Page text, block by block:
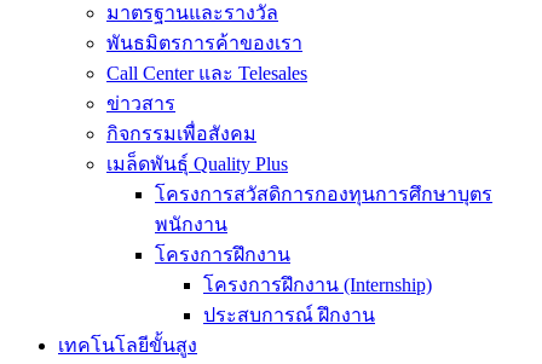
มาตรฐานและรางวัล
พันธมิตรการค้าของเรา
Call Center และ Telesales
ข่าวสาร
กิจกรรมเพื่อสังคม
เมล็ดพันธุ์ Quality Plus
โครงการสวัสดิการกองทุนการศึกษาบุตร
พนักงาน
โครงการฝึกงาน
โครงการฝึกงาน (Internship)
ประสบการณ์ ฝึกงาน
เทคโนโลยีขั้นสูง